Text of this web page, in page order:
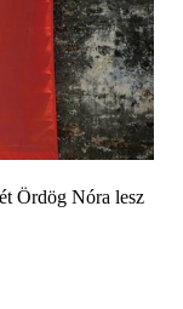
Ördög Nóra lesz